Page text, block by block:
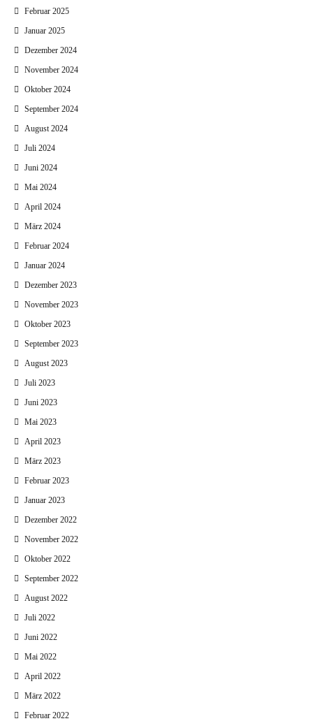
Februar 2025
Januar 2025
Dezember 2024
November 2024
Oktober 2024
September 2024
August 2024
Juli 2024
Juni 2024
Mai 2024
April 2024
März 2024
Februar 2024
Januar 2024
Dezember 2023
November 2023
Oktober 2023
September 2023
August 2023
Juli 2023
Juni 2023
Mai 2023
April 2023
März 2023
Februar 2023
Januar 2023
Dezember 2022
November 2022
Oktober 2022
September 2022
August 2022
Juli 2022
Juni 2022
Mai 2022
April 2022
März 2022
Februar 2022